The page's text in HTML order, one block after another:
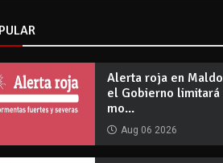
Alerta roja en
el Gobierno limitará
mo...
Aug 06 2026